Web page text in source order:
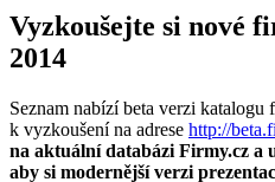
Vyzkoušejte si nové
2014
Seznam nabízí beta verzi
k vyzkoušení na adrese http://
na aktuální databázi Firmy.cz a
aby si modernější verzi